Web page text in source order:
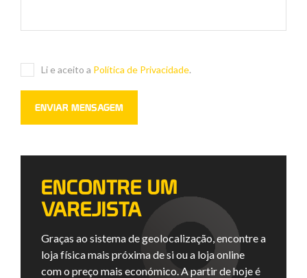
Li e aceito a Política de Privacidade.
ENCONTRE UM
VAREJISTA
Graças ao sistema de geolocalização, encontre a
loja física mais próxima de si ou a loja online
com o preço mais económico. A partir de hoje é